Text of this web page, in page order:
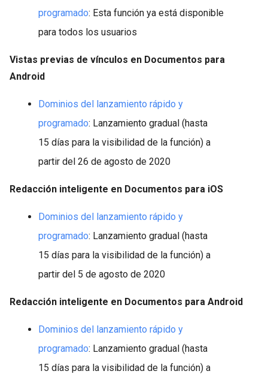
programado: Esta función ya está disponible
para todos los usuarios
Vistas previas de vínculos en Documentos para
Android
Dominios del lanzamiento rápido y
programado: Lanzamiento gradual (hasta
15 días para la visibilidad de la función) a
partir del 26 de agosto de 2020
Redacción inteligente en Documentos para iOS
Dominios del lanzamiento rápido y
programado: Lanzamiento gradual (hasta
15 días para la visibilidad de la función) a
partir del 5 de agosto de 2020
Redacción inteligente en Documentos para Android
Dominios del lanzamiento rápido y
programado: Lanzamiento gradual (hasta
15 días para la visibilidad de la función) a